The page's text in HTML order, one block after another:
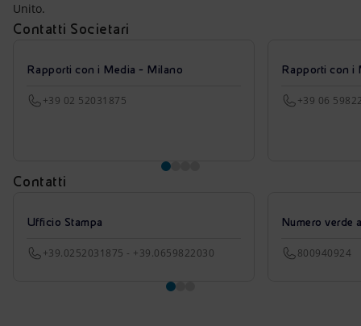
Unito.
Contatti Societari
Rapporti con i Media - Milano
+39 02 52031875
Rapporti con i
+39 06
Contatti
Ufficio Stampa
+39.0252031875 - +39.0659822030
Numero verde
800940924